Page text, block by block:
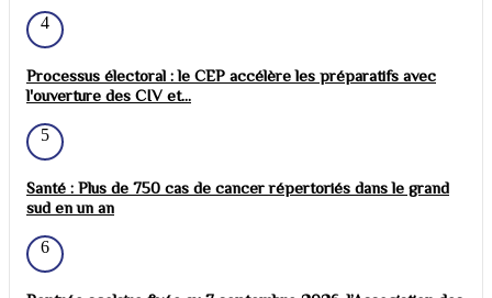
4
Processus électoral : le CEP accélère les préparatifs avec
l'ouverture des CIV et...
5
Santé : Plus de 750 cas de cancer répertoriés dans le grand
sud en un an
6